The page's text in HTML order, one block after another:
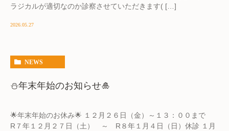
ラジカルが適切なのか診察させていただきます( […]
2026.05.27
NEWS
⛄年末年始のお知らせ🎍
🌟年末年始のお休み🌟 １２月２６日（金）～１３：００まで
R７年１２月２７日（土） ～ R８年１月４日（日）休診 １月